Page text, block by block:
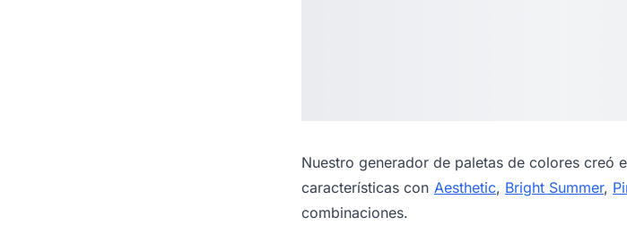
Nuestro generador de paletas de colores creó
características con Aesthetic, Bright Summer,
combinaciones.